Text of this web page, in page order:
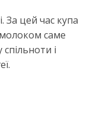
За цей час купа
саме
і